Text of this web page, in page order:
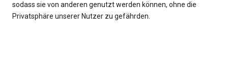
sodass sie von anderen genutzt werden können, ohne die
Privatsphäre unserer Nutzer zu gefährden.